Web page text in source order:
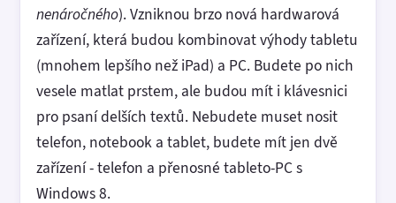
nenáročného). Vzniknou brzo nová hardwarová
zařízení, která budou kombinovat výhody tabletu
(mnohem lepšího než iPad) a PC. Budete po nich
vesele matlat prstem, ale budou mít i klávesnici
pro psaní delších textů. Nebudete muset nosit
telefon, notebook a tablet, budete mít jen dvě
zařízení - telefon a přenosné tableto-PC s
Windows 8.